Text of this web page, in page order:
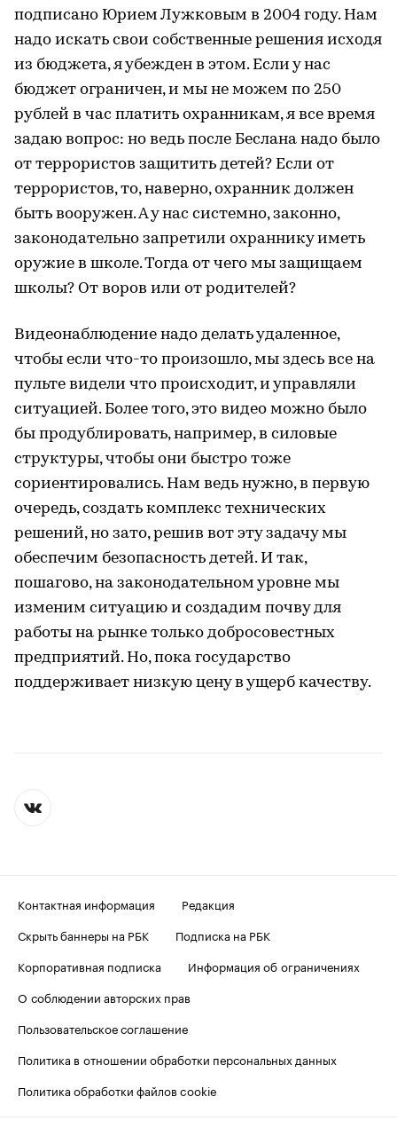
подписано Юрием Лужковым в 2004 году. Нам
надо искать свои собственные решения исходя
из бюджета, я убежден в этом. Если у нас
бюджет ограничен, и мы не можем по 250
рублей в час платить охранникам, я все время
задаю вопрос: но ведь после Беслана надо было
от террористов защитить детей? Если от
террористов, то, наверно, охранник должен
быть вооружен. А у нас системно, законно,
законодательно запретили охраннику иметь
оружие в школе. Тогда от чего мы защищаем
школы? От воров или от родителей?
Видеонаблюдение надо делать удаленное,
чтобы если что-то произошло, мы здесь все на
пульте видели что происходит, и управляли
ситуацией. Более того, это видео можно было
бы продублировать, например, в силовые
структуры, чтобы они быстро тоже
сориентировались. Нам ведь нужно, в первую
очередь, создать комплекс технических
решений, но зато, решив вот эту задачу мы
обеспечим безопасность детей. И так,
пошагово, на законодательном уровне мы
изменим ситуацию и создадим почву для
работы на рынке только добросовестных
предприятий. Но, пока государство
поддерживает низкую цену в ущерб качеству.
Контактная информация
Редакция
Скрыть баннеры на РБК
Подписка на РБК
Корпоративная подписка
Информация об ограничениях
О соблюдении авторских прав
Пользовательское соглашение
Политика в отношении обработки персональных данных
Политика обработки файлов cookie